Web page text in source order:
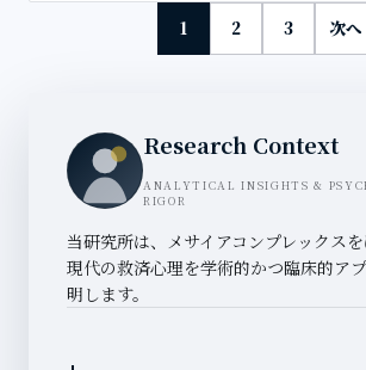
1 2 3 次へ
Research Context
ANALYTICAL INSIGHTS &
RIGOR
当研究所は、メサイアコンプレックス
現代の救済心理を学術的かつ臨床的ア
明します。